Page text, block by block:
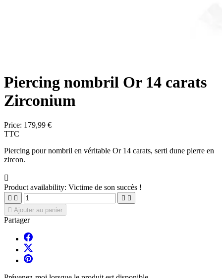
Piercing nombril Or 14 carats
Zirconium
Price: 179,99 €
TTC
Piercing pour nombril en véritable Or 14 carats, serti dune pierre en
zircon.

Product availability: Victime de son succès !
   
 Ajouter au panier
Partager